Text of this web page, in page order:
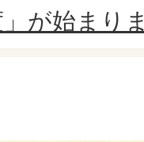
が始まり